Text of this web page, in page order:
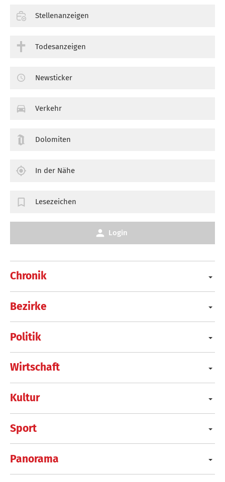
Chronik
Bezirke
Politik
Wirtschaft
Kultur
Sport
Panorama
Stellenanzeigen
Todesanzeigen
Newsticker
Verkehr
Dolomiten
In der Nähe
Lesezeichen
Login